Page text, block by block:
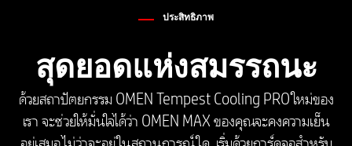
น้ำหนัก
ประสิทธิภาพ
สุดยอดแห่งสมรรถนะ
ด้วยสถาปัตยกรรม OMEN Tempest Cooling PRO ใหม่ของ
เรา จะช่วยให้มั่นใจได้ว่า OMEN MAX ของคุณจะคงความเย็น